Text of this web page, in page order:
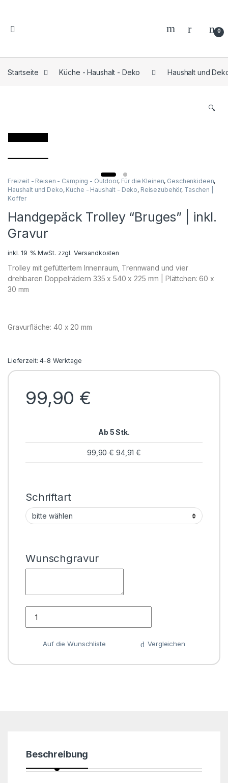
0
Startseite Küche - Haushalt - Deko Haushalt und
🔍
Freizeit - Reisen - Camping - Outdoor, Für die Kleinen, Geschenkideen,
Haushalt und Deko, Küche - Haushalt - Deko, Reisezubehör, Taschen |
Koffer
Handgepäck Trolley “Bruges” | inkl.
Gravur
inkl. 19 % MwSt. zzgl. Versandkosten
Trolley mit gefüttertem Innenraum, Trennwand und vier
drehbaren Doppelrädern 335 x 540 x 225 mm | Plättchen: 60 x
30 mm
Gravurfläche: 40 x 20 mm
Lieferzeit: 4-8 Werktage
99,90 €
Ab 5 Stk.
99,90€ 94,91€
Schriftart
Wunschgravur
Auf die Wunschliste Vergleichen
Beschreibung